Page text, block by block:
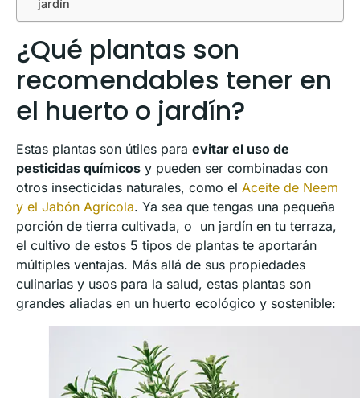
jardín
¿Qué plantas son
recomendables tener en
el huerto o jardín?
Estas plantas son útiles para evitar el uso de
pesticidas químicos y pueden ser combinadas con
otros insecticidas naturales, como el Aceite de Neem
y el Jabón Agrícola. Ya sea que tengas una pequeña
porción de tierra cultivada, o un jardín en tu terraza,
el cultivo de estos 5 tipos de plantas te aportarán
múltiples ventajas. Más allá de sus propiedades
culinarias y usos para la salud, estas plantas son
grandes aliadas en un huerto ecológico y sostenible: